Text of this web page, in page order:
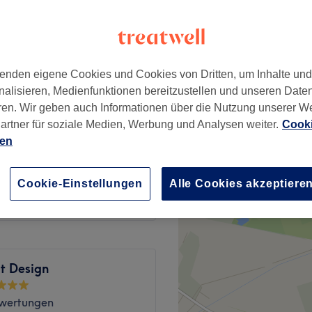
ab 60 €
ab 85 €
Design
eigene Cookies und Cookies von Dritten, um Inhalte
Medienfunktionen bereitzustellen und unseren
Wir geben auch Informationen über die Nutzung unserer
für soziale Medien, Werbung und Analysen weiter.
Cookie-Einstellungen Alle Cookies akzeptieren